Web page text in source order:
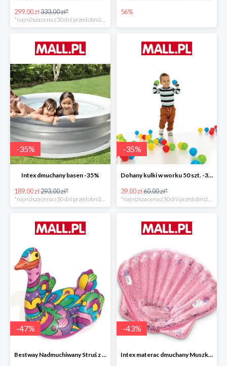
299.00 zł333.00 zł* 56%
-35%
Intex dmuchany basen -35%
189.00 zł293.00 zł*
-35%
Dohany kulki w worku 50 szt. -35%
39.00 zł60.00 zł*
-47%
Bestway Nadmuchiwany Struś z uchwytami -47%
-43%
Intex materac dmuchany Muszka -42%